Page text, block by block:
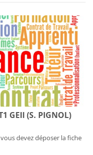
GEII (S. PIGNOL)
devez déposer la fiche